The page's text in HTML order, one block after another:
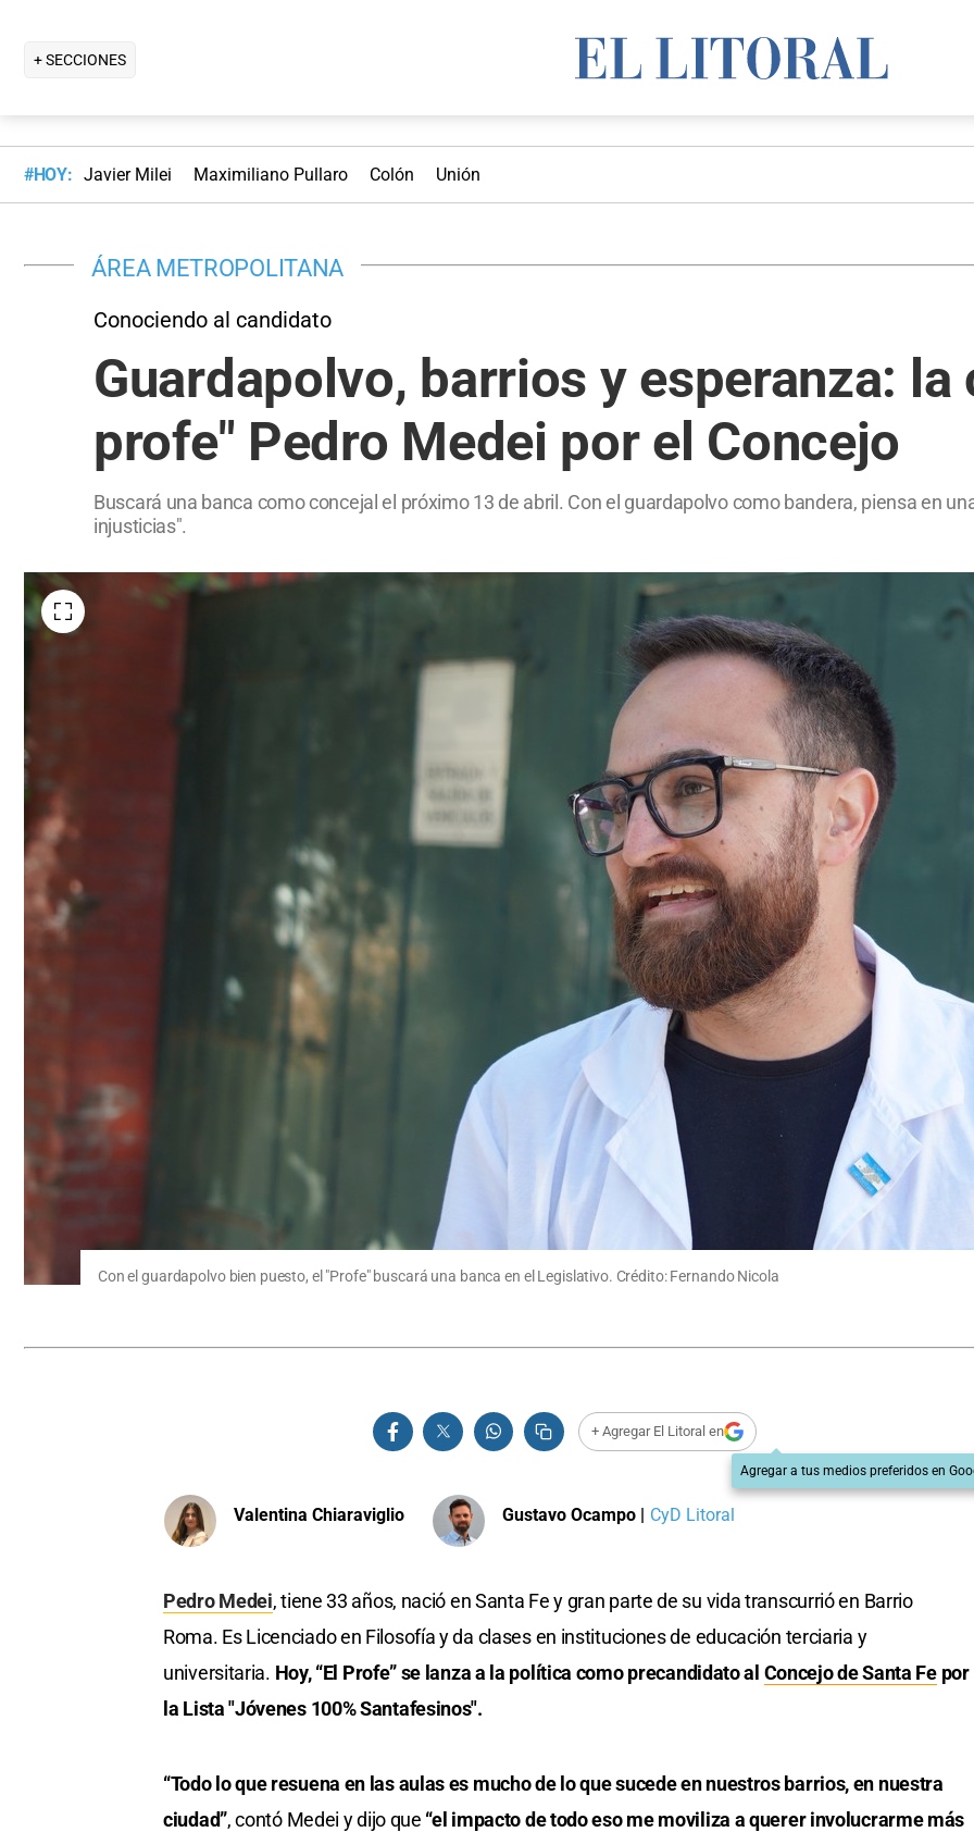
+ SECCIONES
#HOY: Javier Milei Maximiliano Pullaro Colón Unión
ÁREA METROPOLITANA
Conociendo al candidato
Guardapolvo, barrios y esperanza: la
profe" Pedro Medei por el Concejo
Buscará una banca como concejal el próximo 13 de abril. Con el guardapolvo como bandera, piensa en
injusticias".
Con el guardapolvo bien puesto, el "Profe" buscará una banca en el Legislativo. Crédito: Fernando Nicola
+ Agregar El Litoral en
Agregar a tus medios preferidos en
Valentina Chiaraviglio Gustavo Ocampo | CyD Litoral
Pedro Medei, tiene 33 años, nació en Santa Fe y gran parte de su vida transcurrió en Barrio
Roma. Es Licenciado en Filosofía y da clases en instituciones de educación terciaria y
universitaria. Hoy, “El Profe” se lanza a la política como precandidato al Concejo de Santa Fepor
la Lista "Jóvenes 100% Santafesinos".
“Todo lo que resuena en las aulas es mucho de lo que sucede en nuestros barrios, en nuestra
ciudad”, contó Medei y dijo que “el impacto de todo eso me moviliza a querer involucrarme más